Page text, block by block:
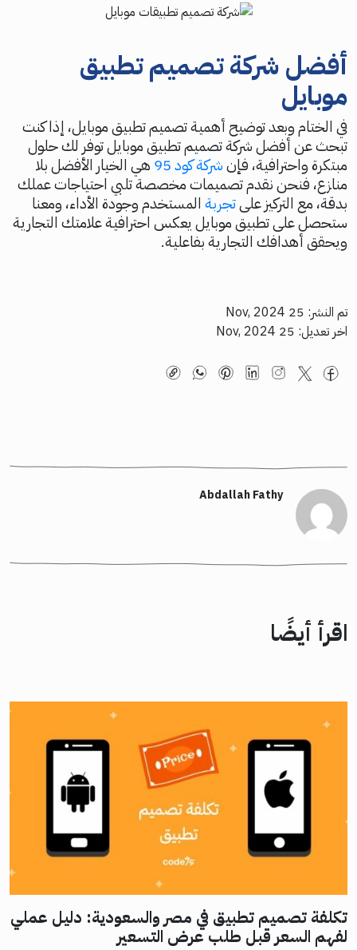
أفضل شركة تصميم تطبيق
موبايل
في الختام وبعد توضيح أهمية تصميم تطبيق موبايل، إذا كنت
تبحث عن أفضل شركة تصميم تطبيق موبايل توفر لك حلول
مبتكرة واحترافية، فإنشركة كود 95
هي الخيار الأفضل بلا
منازع، فنحن نقدم تصميمات مخصصة تلبي احتياجات عملك
بدقة، مع التركيز علىتجربة المستخدم وجودة الأداء، ومعنا
ستحصل على تطبيق موبايل يعكس احترافية علامتك التجارية
ويحقق أهدافك التجارية بفاعلية.
تم النشر: 25 Nov, 2024
اخر تعديل: 25 Nov, 2024
Abdallah Fathy
اقرأ أيضًا
تكلفة تصميم تطبيق في مصر والسعودية: دليل عملي
لفهم السعر قبل طلب عرض التسعير